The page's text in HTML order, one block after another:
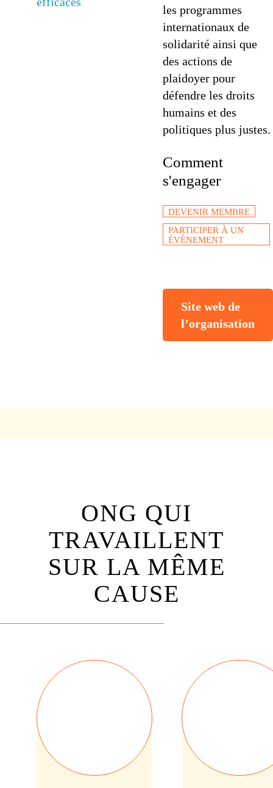
les programmes
internationaux de
solidarité ainsi que
des actions de
plaidoyer pour
défendre les droits
humains et des
politiques plus justes.
Comment
s'engager
DEVENIR MEMBRE
PARTICIPER À UN
ÉVÈNEMENT
Site web de
l’organisation
ONG QUI
TRAVAILLENT
SUR LA MÊME
CAUSE